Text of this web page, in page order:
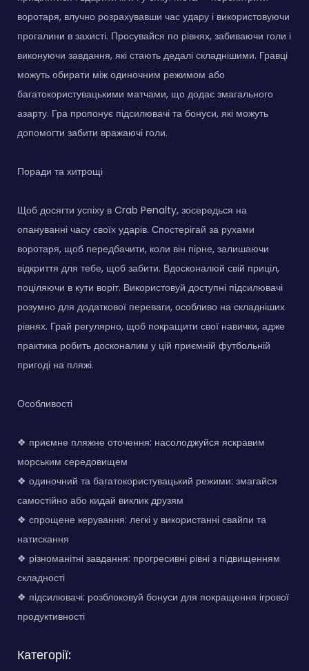
воротаря, влучно розрахувавши час удару і використовуючи
прогалини в захисті. Просувайся по рівнях, забиваючи голи і
виконуючи завдання, які стають дедалі складнішими. Гравці
можуть обирати між одиночним режимом або
багатокористувацькими матчами, що додає змагального
азарту. Гра пропонує підсилювачі та бонуси, які можуть
допомогти забити вражаючі голи.
Поради та хитрощі
Щоб досягти успіху в Crab Penalty, зосередься на
опануванні часу своїх ударів. Спостерігай за рухами
воротаря, щоб передбачити, коли він пірне, залишаючи
відкриття для тебе, щоб забити. Вдосконалюй свій приціл,
поціляючи в кути воріт. Використовуй доступні підсилювачі
розумно для додаткової переваги, особливо на складніших
рівнях. Грай регулярно, щоб покращити свої навички, адже
практика робить досконалим у цій приємній футбольній
пригоді на пляжі.
Особливості
❖ приємне пляжне оточення: насолоджуйся яскравим
морським середовищем
❖ одиночний та багатокористувацький режими: змагайся
самостійно або кидай виклик друзям
❖ спрощене керування: легкі у використанні свайпи та
натискання
❖ різноманітні завдання: прогресивні рівні з підвищенням
складності
❖ підсилювачі: розблоковуй бонуси для покращення ігрової
продуктивності
Категорії: